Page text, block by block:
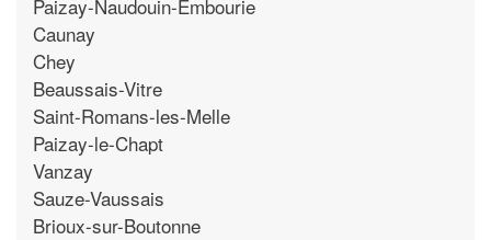
Paizay-Naudouin-Embourie
Caunay
Chey
Beaussais-Vitre
Saint-Romans-les-Melle
Paizay-le-Chapt
Vanzay
Sauze-Vaussais
Brioux-sur-Boutonne